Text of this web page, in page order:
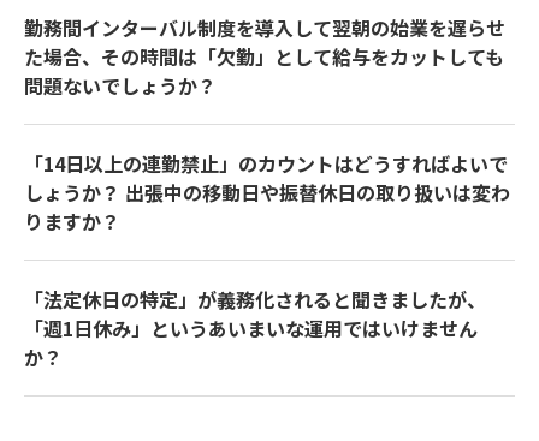
勤務間インターバル制度を導入して翌朝の始業を遅らせ
た場合、その時間は「欠勤」として給与をカットしても
問題ないでしょうか？
「14日以上の連勤禁止」のカウントはどうすればよいで
しょうか？ 出張中の移動日や振替休日の取り扱いは変わ
りますか？
「法定休日の特定」が義務化されると聞きましたが、
「週1日休み」というあいまいな運用ではいけません
か？